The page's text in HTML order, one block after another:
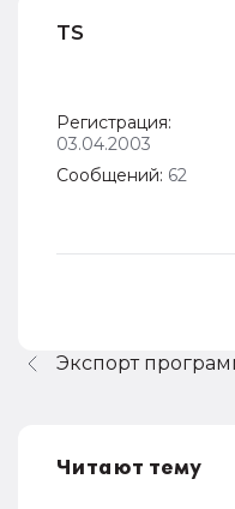
TS
Регистрация:
03.04.2003
Сообщений: 62
Читают тему